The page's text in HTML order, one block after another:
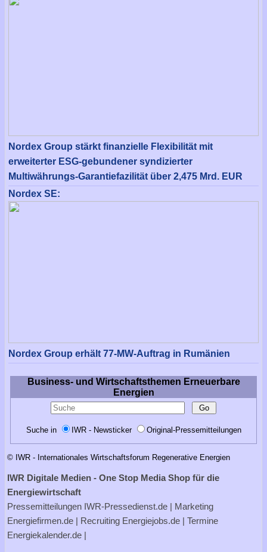
Nordex Group stärkt finanzielle Flexibilität mit
erweiterter ESG-gebundener syndizierter
Multiwährungs-Garantiefazilität über 2,475 Mrd. EUR
Nordex SE:
Nordex Group erhält 77-MW-Auftrag in Rumänien
Business- und Wirtschaftsthemen Erneuerbare
Energien
Suche in IWR - Newsticker Original-Pressemitteilungen
© IWR - Internationales Wirtschaftsforum Regenerative Energien
IWR Digitale Medien - One Stop Media Shop für die
Energiewirtschaft
Pressemitteilungen IWR-Pressedienst.de | Marketing
Energiefirmen.de | Recruiting Energiejobs.de | Termine
Energiekalender.de |